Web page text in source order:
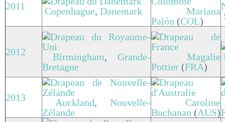
2011 Copenhague, Danemark
Mariana
Pajón (COL)
2012 Birmingham, Grande-
Bretagne
Magalie
Pottier (FRA)
2013 Auckland, Nouvelle-
Zélande
Caroline
Buchanan (AUS)